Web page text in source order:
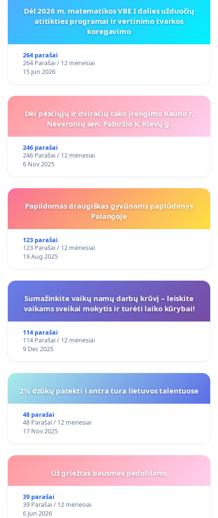
Dėl 2026 m. matematikos VBE I dalies užduočių
atitikties programai ir vertinimo tvarkos
koregavimo
264 parašai
264 Parašai / 12 mėnesiai
15 Jun 2026
Dėl pėsčiųjų ir dviračių tako įrengimo Kauno r.
Neveronių sen. Pabiržio k. Klevų g.
246 parašai
246 Parašai / 12 mėnesiai
6 Nov 2025
Papildomas draugiškas gyvūnams paplūdimys
Palangoje
123 parašai
123 Parašai / 12 mėnesiai
19 Aug 2025
Sumažinkite vaikų namų darbų krūvį – leiskite
vaikams sveikai mokytis ir turėti laiko kūrybai!
114 parašai
114 Parašai / 12 mėnesiai
9 Dec 2025
2½ dzūkų patekti i antra tura lietuvos talentuose
48 parašai
48 Parašai / 12 mėnesiai
17 Nov 2025
Už griežtas bausmes pedofilams
39 parašai
39 Parašai / 12 mėnesiai
6 Jun 2026